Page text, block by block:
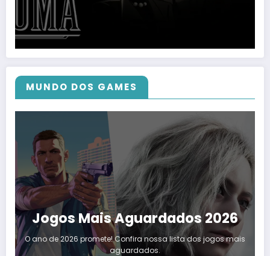
MUNDO DOS GAMES
Jogos Mais Aguardados 2026
O ano de 2026 promete! Confira nossa lista dos jogos mais
aguardados.